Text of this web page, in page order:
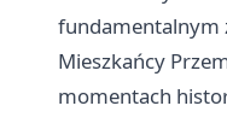
fundamentalnym
Mieszkańcy
momentach